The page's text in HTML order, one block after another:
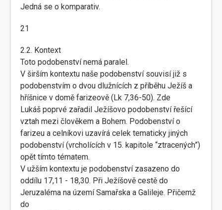
Jedná se o komparativ.
21
2.2. Kontext
Toto podobenství nemá paralel.
V širším kontextu naše podobenství souvisí již s
podobenstvím o dvou dlužnících z příběhu Ježíš a
hříšnice v domě farizeově (Lk 7,36-50). Zde
Lukáš poprvé zařadil Ježíšovo podobenství řešící
vztah mezi člověkem a Bohem. Podobenství o
farizeu a celníkovi uzavírá celek tematicky jiných
podobenství (vrcholících v 15. kapitole “ztracených”)
opět tímto tématem.
V užším kontextu je podobenství zasazeno do
oddílu 17,11 - 18,30. Při Ježíšově cestě do
Jeruzaléma na území Samařska a Galileje. Přičemž
do